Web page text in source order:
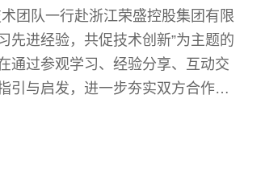
团队一行赴浙江荣盛控股集团有限
先进经验，共促技术创新”为主题的
通过参观学习、经验分享、互动交
引与启发，进一步夯实双方合作基